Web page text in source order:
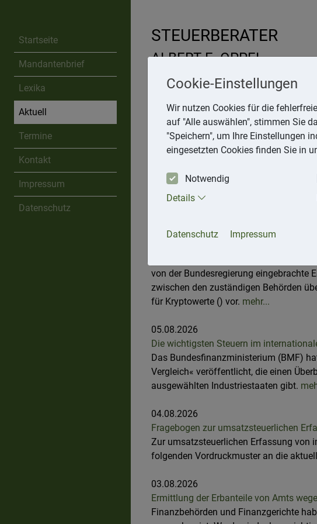
Startseite
Mandantenbrief
Lexika
Aktuell
Termine
Kontakt
Impressum
Datenschutz
STEUERBERATER
ALBERT E. OPPEL
Am Kastanienberg 64, 69151
Telefon: 6223 2525
Mobil: 1743186757
E-Mail: albert@oppel-steuerberater.de
Aktuell
« 07/2026
06.08.2026
Gesetzentwurf: Internationaler
von der Bundesregierung eingebrachte
zwischen den zuständigen Behörden
für Kryptowerte () vor. mehr...
05.08.2026
Die wichtigsten Steuern im
Das Bundesfinanzministerium (BMF)
Vergleich« veröffentlicht, die einen
ausgewählten Industriestaaten gibt.
04.08.2026
Fragebogen zur umsatzsteuerlichen
Zur umsatzsteuerlichen Erfassung von
folgenden Vordruckmuster an die
03.08.2026
Ermittlung der Erbanteile von Amts
Finanzbehörden und Finanzgerichte
Cookie-Einstellungen
Wir nutzen Cookies für die
auf "Alle auswählen", stimmen Sie
"Speichern", um Ihre Einstellungen
eingesetzten Cookies finden Sie in
Notwendig
Details
Datenschutz Impressum